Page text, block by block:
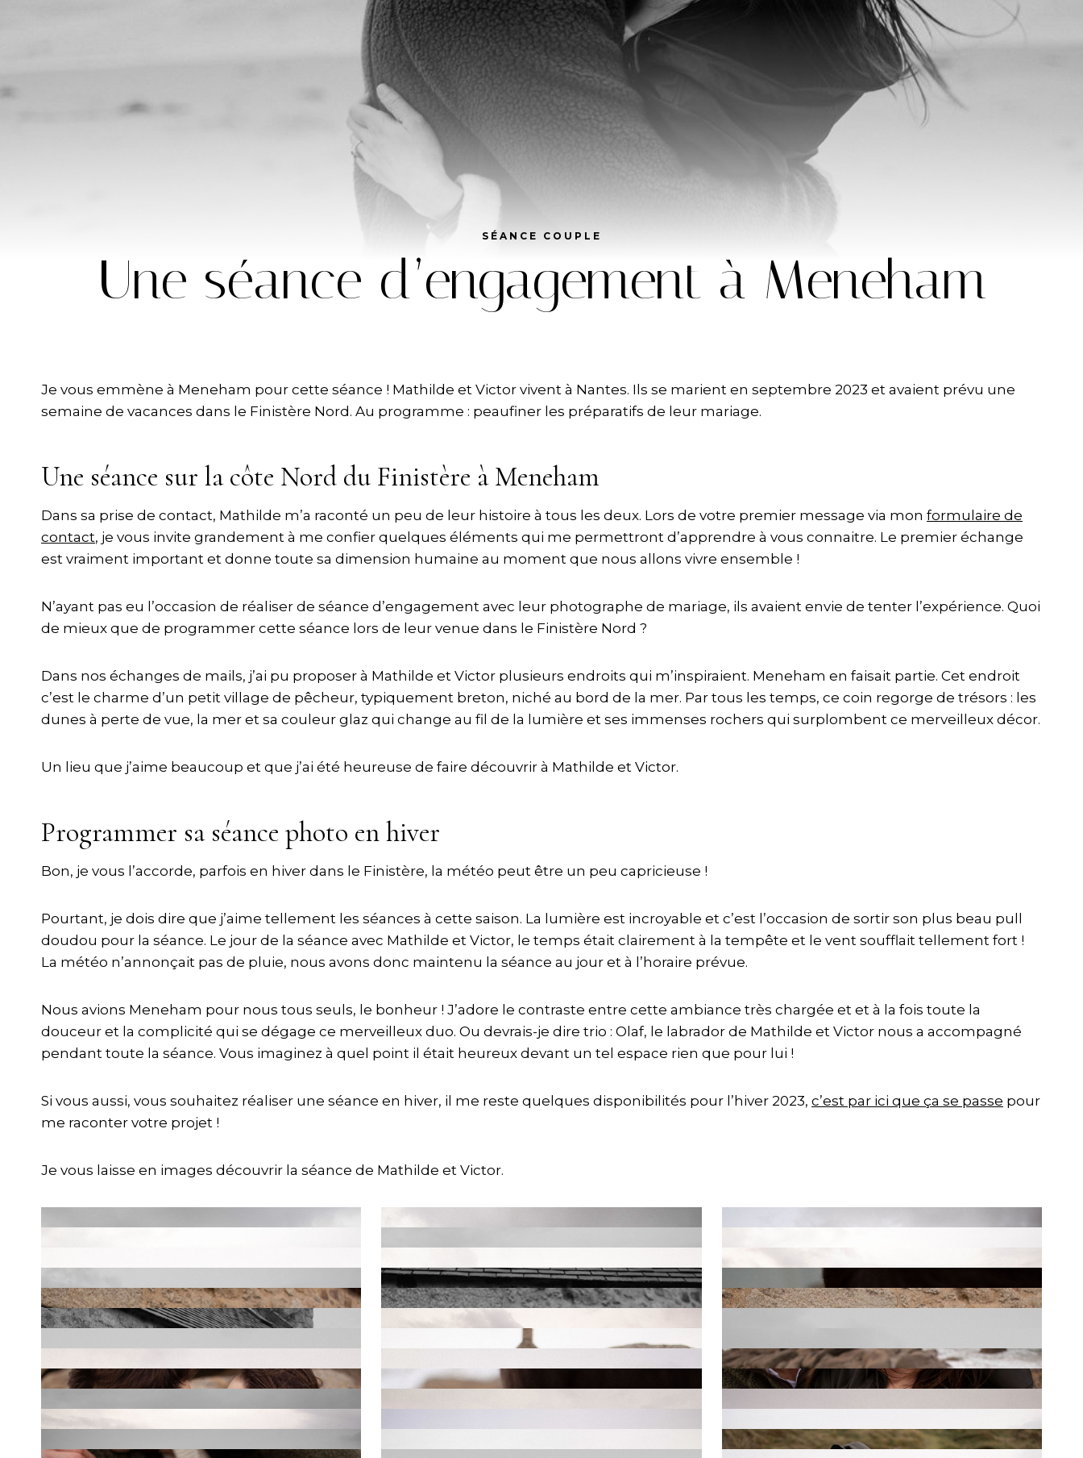
SÉANCE COUPLE
Une séance d’engagement à Meneham
Je vous emmène à Meneham pour cette séance ! Mathilde et Victor vivent à Nantes. Ils se marient en septembre 2023 et avaient prévu une
semaine de vacances dans le Finistère Nord. Au programme : peaufiner les préparatifs de leur mariage.
Une séance sur la côte Nord du Finistère à Meneham
Dans sa prise de contact, Mathilde m’a raconté un peu de leur histoire à tous les deux. Lors de votre premier message via mon formulaire de
contact, je vous invite grandement à me confier quelques éléments qui me permettront d’apprendre à vous connaitre. Le premier échange
est vraiment important et donne toute sa dimension humaine au moment que nous allons vivre ensemble !
N’ayant pas eu l’occasion de réaliser de séance d’engagement avec leur photographe de mariage, ils avaient envie de tenter l’expérience. Quoi
de mieux que de programmer cette séance lors de leur venue dans le Finistère Nord ?
Dans nos échanges de mails, j’ai pu proposer à Mathilde et Victor plusieurs endroits qui m’inspiraient. Meneham en faisait partie. Cet endroit
c’est le charme d’un petit village de pêcheur, typiquement breton, niché au bord de la mer. Par tous les temps, ce coin regorge de trésors : les
dunes à perte de vue, la mer et sa couleur glaz qui change au fil de la lumière et ses immenses rochers qui surplombent ce merveilleux décor.
Un lieu que j’aime beaucoup et que j’ai été heureuse de faire découvrir à Mathilde et Victor.
Programmer sa séance photo en hiver
Bon, je vous l’accorde, parfois en hiver dans le Finistère, la météo peut être un peu capricieuse !
Pourtant, je dois dire que j’aime tellement les séances à cette saison. La lumière est incroyable et c’est l’occasion de sortir son plus beau pull
doudou pour la séance. Le jour de la séance avec Mathilde et Victor, le temps était clairement à la tempête et le vent soufflait tellement fort !
La météo n’annonçait pas de pluie, nous avons donc maintenu la séance au jour et à l’horaire prévue.
Nous avions Meneham pour nous tous seuls, le bonheur ! J’adore le contraste entre cette ambiance très chargée et et à la fois toute la
douceur et la complicité qui se dégage ce merveilleux duo. Ou devrais-je dire trio : Olaf, le labrador de Mathilde et Victor nous a accompagné
pendant toute la séance. Vous imaginez à quel point il était heureux devant un tel espace rien que pour lui !
Si vous aussi, vous souhaitez réaliser une séance en hiver, il me reste quelques disponibilités pour l’hiver 2023, c’est par ici que ça se passe pour
me raconter votre projet !
Je vous laisse en images découvrir la séance de Mathilde et Victor.